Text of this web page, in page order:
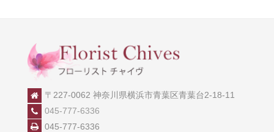
〒227-0062 神奈川県横浜市青葉区青葉台2-18-11
045-777-6336
045-777-6336